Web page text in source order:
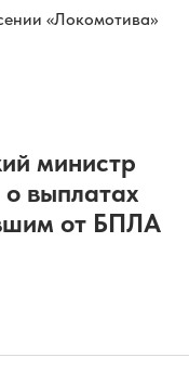
«Локомотива»
министр
выплатах
от БПЛА